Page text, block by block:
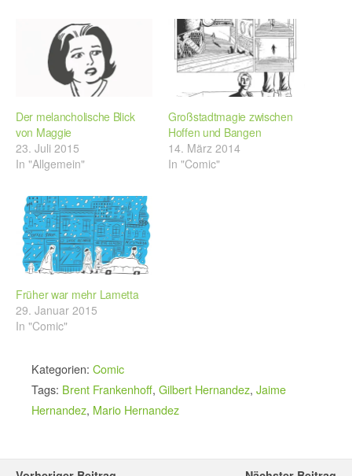
Der melancholische Blick
von Maggie
23. Juli 2015
In "Allgemein"
Großstadtmagie zwischen
Hoffen und Bangen
14. März 2014
In "Comic"
Früher war mehr Lametta
29. Januar 2015
In "Comic"
Kategorien: Comic
Tags: Brent Frankenhoff, Gilbert Hernandez, Jaime
Hernandez, Mario Hernandez